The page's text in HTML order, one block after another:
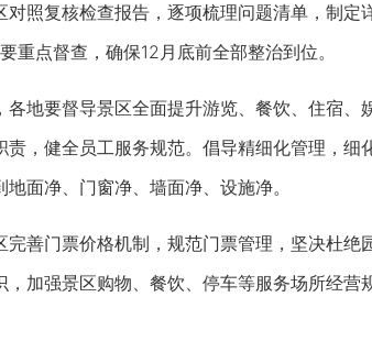
复核检查报告，逐项梳理问题清单，制定
点督查，确保12月底前全部整治到位。
要督导景区全面提升游览、餐饮、住宿、
，健全员工服务规范。倡导精细化管理，
面净、门窗净、墙面净、设施净。
门票价格机制，规范门票管理，坚决杜绝
加强景区购物、餐饮、停车等服务场所经